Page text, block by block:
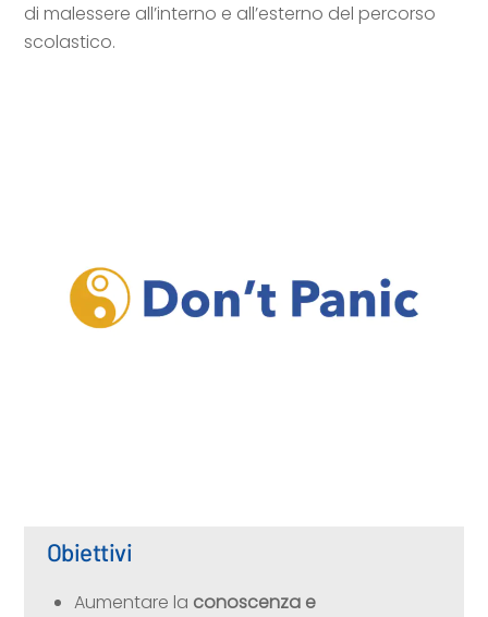
di malessere all’interno e all’esterno del percorso
scolastico.
Obiettivi
Aumentare la conoscenza e